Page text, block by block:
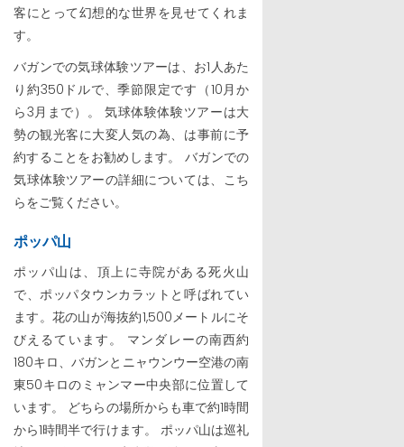
客にとって幻想的な世界を見せてくれま
す。
バガンでの気球体験ツアーは、お1人あた
り約350ドルで、季節限定です（10月か
ら3月まで）。 気球体験体験ツアーは大
勢の観光客に大変人気の為、は事前に予
約することをお勧めします。 バガンでの
気球体験ツアーの詳細については、こち
らをご覧ください。
ポッパ山
ポッパ山は、頂上に寺院がある死火山
で、ポッパタウンカラットと呼ばれてい
ます。花の山が海抜約1,500メートルにそ
びえるています。 マンダレーの南西約
180キロ、バガンとニャウンウー空港の南
東50キロのミャンマー中央部に位置して
います。 どちらの場所からも車で約1時間
から1時間半で行けます。 ポッパ山は巡礼